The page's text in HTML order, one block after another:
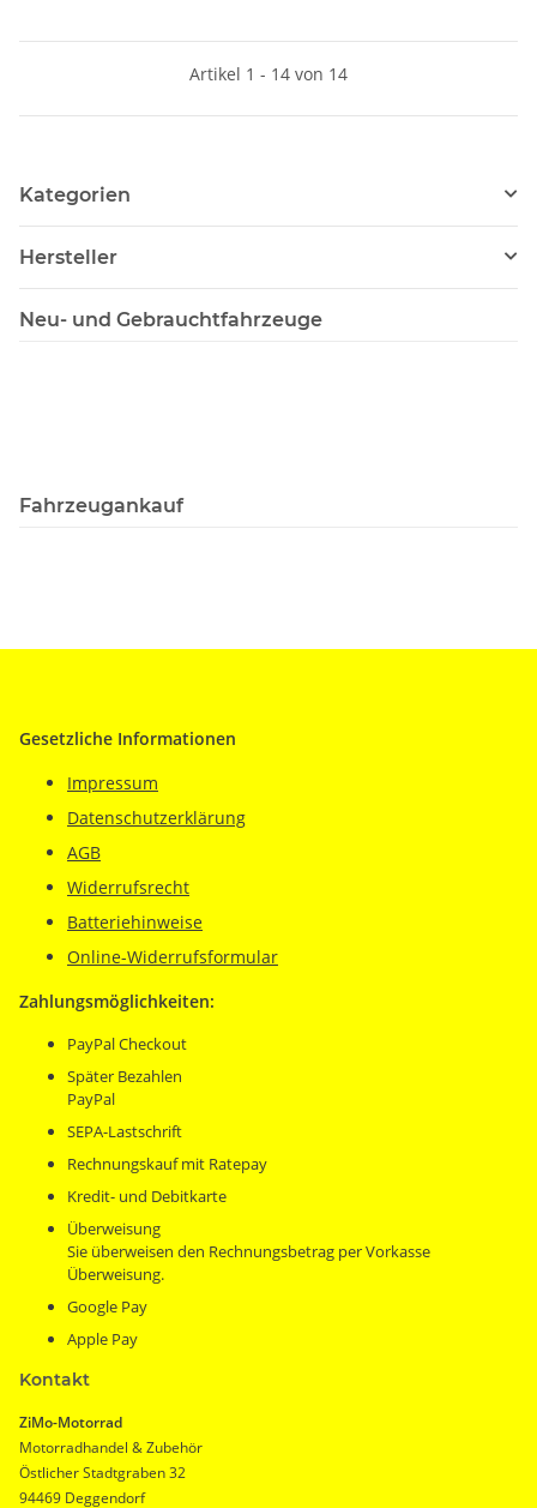
Artikel 1 - 14 von 14
Kategorien
Hersteller
Neu- und Gebrauchtfahrzeuge
Fahrzeugankauf
Gesetzliche Informationen
Impressum
Datenschutzerklärung
AGB
Widerrufsrecht
Batteriehinweise
Online-Widerrufsformular
Zahlungsmöglichkeiten:
PayPal Checkout
Später Bezahlen
PayPal
SEPA-Lastschrift
Rechnungskauf mit Ratepay
Kredit- und Debitkarte
Überweisung
Sie überweisen den Rechnungsbetrag per Vorkasse
Überweisung.
Google Pay
Apple Pay
Kontakt
ZiMo-Motorrad
Motorradhandel & Zubehör
Östlicher Stadtgraben 32
94469 Deggendorf